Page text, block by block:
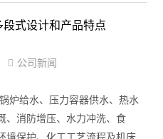
式设计和产品特点
公司新闻
炉给水、压力容器供水、热水
、消防增压、水力冲洗、食